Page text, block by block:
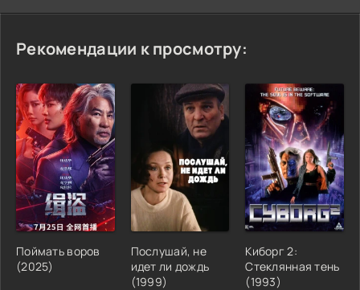
Рекомендации к просмотру:
Поймать воров
(2025)
Послушай, не
идет ли дождь
(1999)
Киборг 2:
Стеклянная тень
(1993)